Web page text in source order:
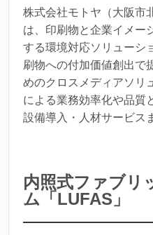
株式会社モトヤ（大阪市
は、印刷物と企業イメー
する環境対応ソリューシ
刷物への付加価値創出で
めのクロスメディアソリ
による業務効率化や品質
設備導入・人材サービス
内照式ファブリ
ム「LUFAS」